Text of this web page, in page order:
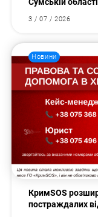
3 / 07 / 2026
Новини
КримSOS
постраждалих